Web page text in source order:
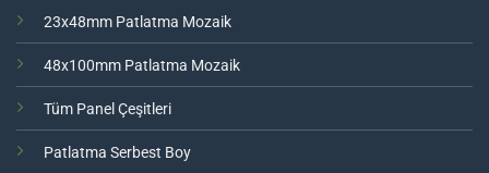
23x48mm Patlatma Mozaik
48x100mm Patlatma Mozaik
Tüm Panel Çeşitleri
Patlatma Serbest Boy